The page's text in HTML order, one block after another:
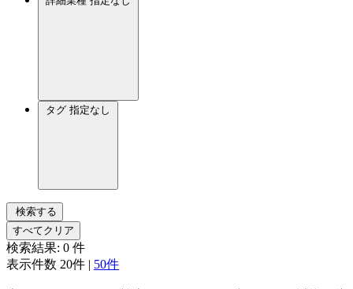
タグ 指定なし
検索する
すべてクリア
検索結果: 0 件
表示件数 20件 | 50件